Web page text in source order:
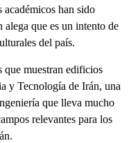
han sido
alega que es un intento de
del país.
muestran edificios
y Tecnología de Irán, una
que lleva mucho
relevantes para los